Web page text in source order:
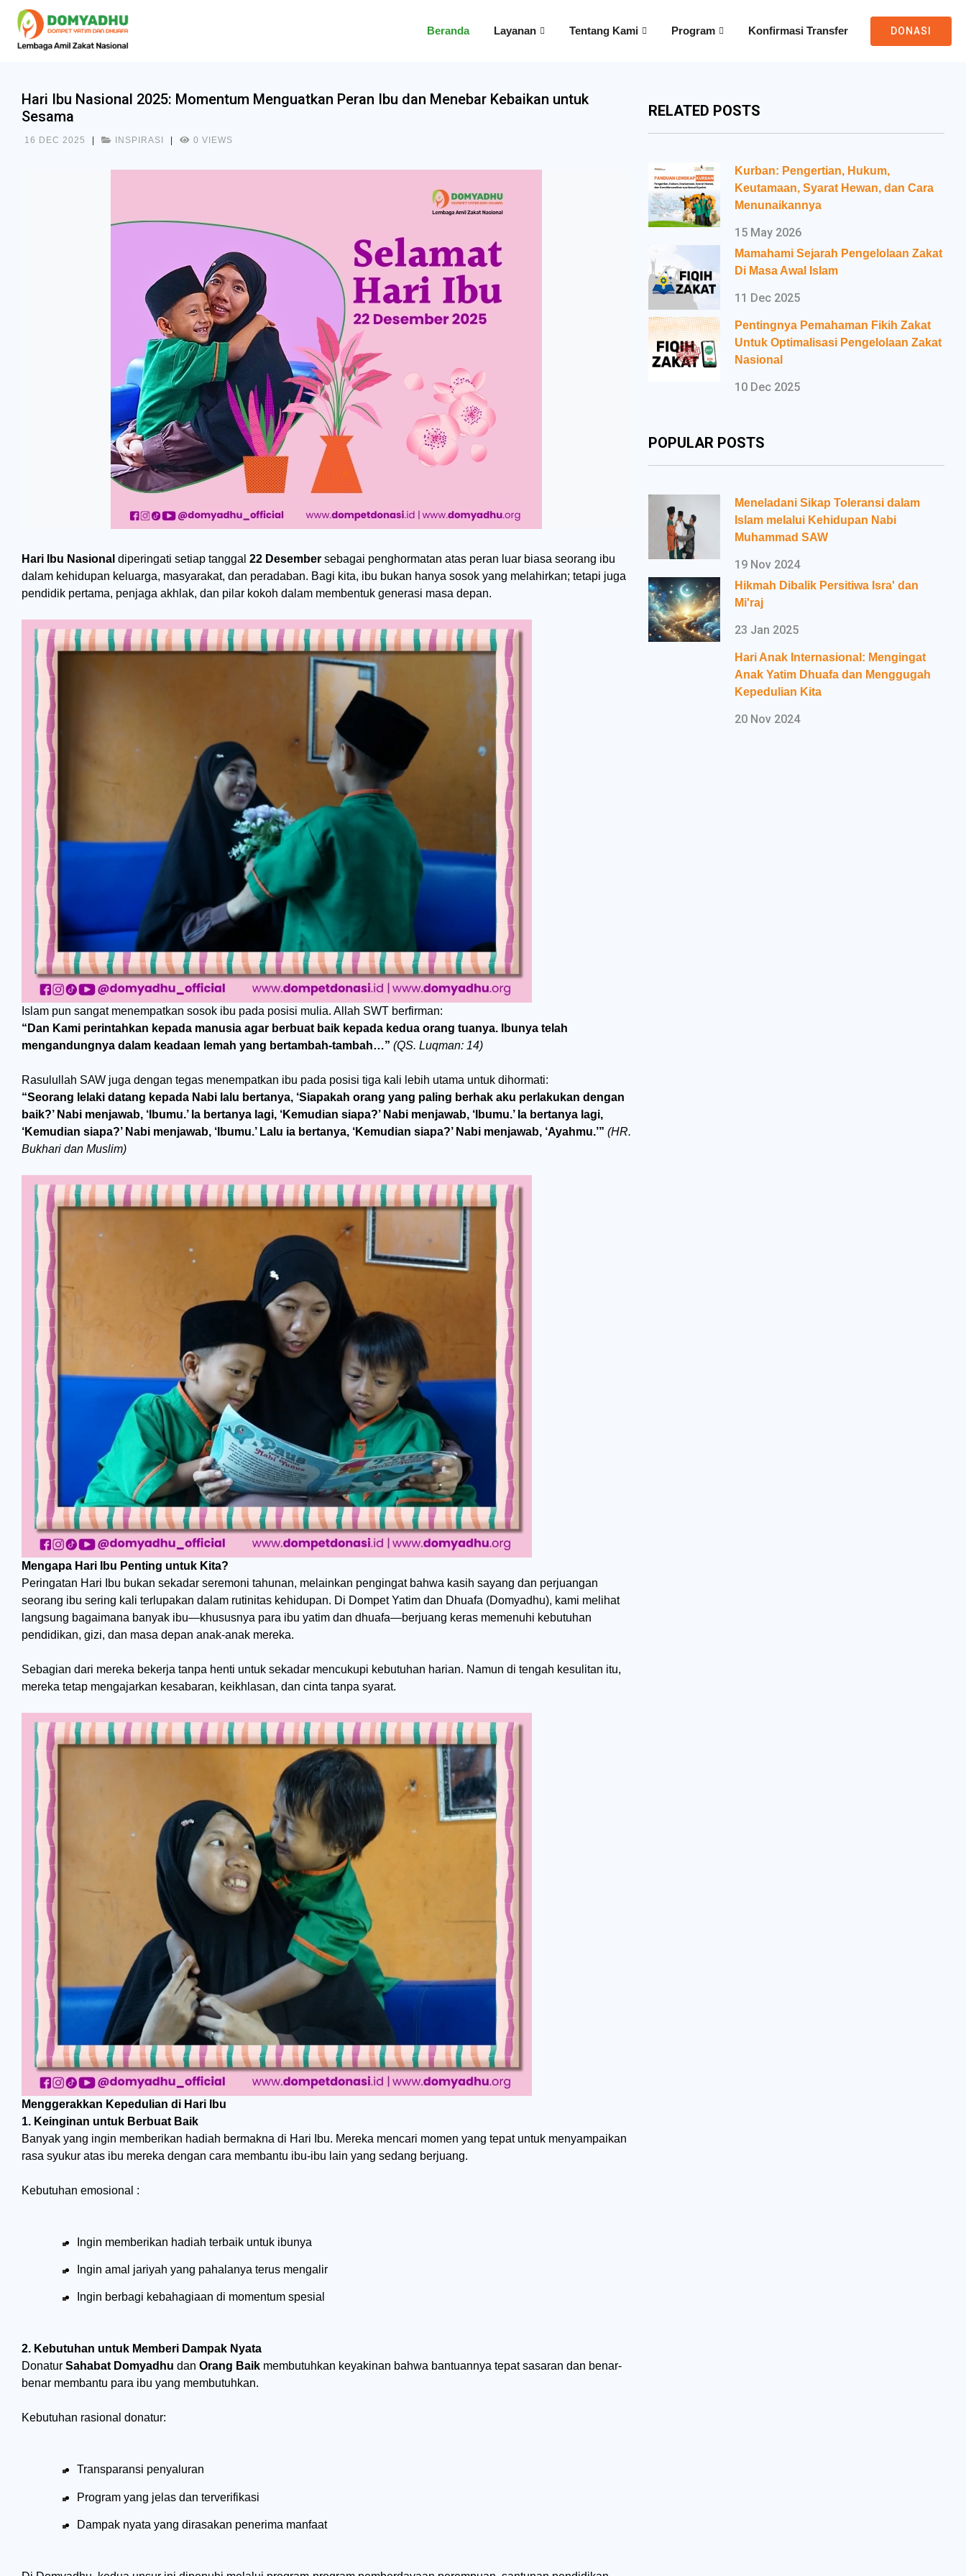
Beranda Layanan Tentang Kami Program Konfirmasi Transfer DONASI
Hari Ibu Nasional 2025: Momentum Menguatkan Peran Ibu dan Menebar Kebaikan untuk
Sesama
16 DEC 2025 INSPIRASI 0 VIEWS
Hari Ibu Nasional diperingati setiap tanggal 22 Desember sebagai penghormatan atas peran luar biasa seorang ibu
dalam kehidupan keluarga, masyarakat, dan peradaban. Bagi kita, ibu bukan hanya sosok yang melahirkan; tetapi juga
pendidik pertama, penjaga akhlak, dan pilar kokoh dalam membentuk generasi masa depan.
Islam pun sangat menempatkan sosok ibu pada posisi mulia. Allah SWT berfirman:
“Dan Kami perintahkan kepada manusia agar berbuat baik kepada kedua orang tuanya. Ibunya telah
mengandungnya dalam keadaan lemah yang bertambah-tambah…” (QS. Luqman: 14)
Rasulullah SAW juga dengan tegas menempatkan ibu pada posisi tiga kali lebih utama untuk dihormati:
“Seorang lelaki datang kepada Nabi lalu bertanya, ‘Siapakah orang yang paling berhak aku perlakukan dengan
baik?’ Nabi menjawab, ‘Ibumu.’ Ia bertanya lagi, ‘Kemudian siapa?’ Nabi menjawab, ‘Ibumu.’ Ia bertanya lagi,
‘Kemudian siapa?’ Nabi menjawab, ‘Ibumu.’ Lalu ia bertanya, ‘Kemudian siapa?’ Nabi menjawab, ‘Ayahmu.’” (HR.
Bukhari dan Muslim)
Mengapa Hari Ibu Penting untuk Kita?
Peringatan Hari Ibu bukan sekadar seremoni tahunan, melainkan pengingat bahwa kasih sayang dan perjuangan
seorang ibu sering kali terlupakan dalam rutinitas kehidupan. Di Dompet Yatim dan Dhuafa (Domyadhu), kami melihat
langsung bagaimana banyak ibu—khususnya para ibu yatim dan dhuafa—berjuang keras memenuhi kebutuhan
pendidikan, gizi, dan masa depan anak-anak mereka.
Sebagian dari mereka bekerja tanpa henti untuk sekadar mencukupi kebutuhan harian. Namun di tengah kesulitan itu,
mereka tetap mengajarkan kesabaran, keikhlasan, dan cinta tanpa syarat.
Menggerakkan Kepedulian di Hari Ibu
1. Keinginan untuk Berbuat Baik
Banyak yang ingin memberikan hadiah bermakna di Hari Ibu. Mereka mencari momen yang tepat untuk menyampaikan
rasa syukur atas ibu mereka dengan cara membantu ibu-ibu lain yang sedang berjuang.
Kebutuhan emosional :
Ingin memberikan hadiah terbaik untuk ibunya
Ingin amal jariyah yang pahalanya terus mengalir
Ingin berbagi kebahagiaan di momentum spesial
2. Kebutuhan untuk Memberi Dampak Nyata
Donatur Sahabat Domyadhu dan Orang Baik membutuhkan keyakinan bahwa bantuannya tepat sasaran dan benar-
benar membantu para ibu yang membutuhkan.
Kebutuhan rasional donatur:
Transparansi penyaluran
Program yang jelas dan terverifikasi
Dampak nyata yang dirasakan penerima manfaat
RELATED POSTS
Kurban: Pengertian, Hukum,
Keutamaan, Syarat Hewan, dan Cara
Menunaikannya
15 May 2026
Mamahami Sejarah Pengelolaan Zakat
Di Masa Awal Islam
11 Dec 2025
Pentingnya Pemahaman Fikih Zakat
Untuk Optimalisasi Pengelolaan Zakat
Nasional
10 Dec 2025
POPULAR POSTS
Meneladani Sikap Toleransi dalam
Islam melalui Kehidupan Nabi
Muhammad SAW
19 Nov 2024
Hikmah Dibalik Persitiwa Isra' dan
Mi'raj
23 Jan 2025
Hari Anak Internasional: Mengingat
Anak Yatim Dhuafa dan Menggugah
Kepedulian Kita
20 Nov 2024